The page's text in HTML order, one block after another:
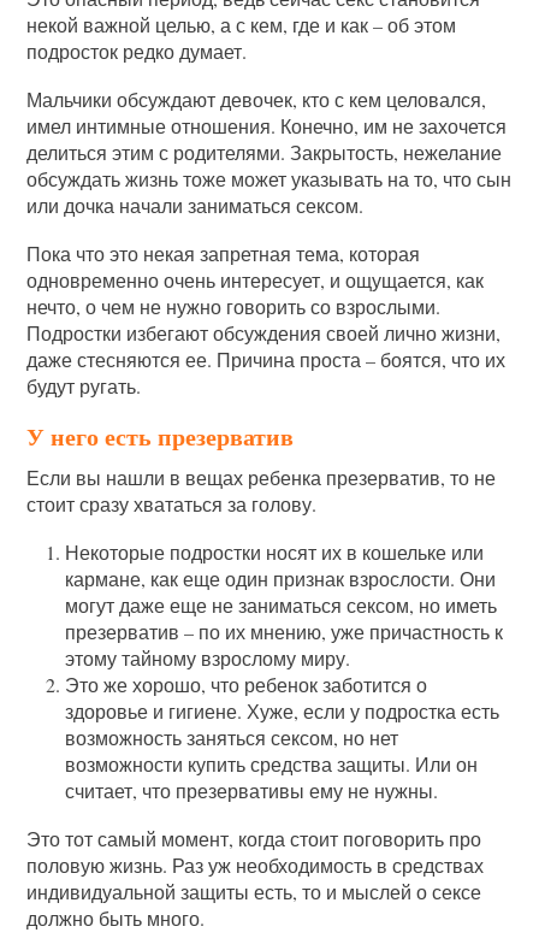
некой важной целью, а с кем, где и как – об этом
подросток редко думает.
Мальчики обсуждают девочек, кто с кем целовался,
имел интимные отношения. Конечно, им не захочется
делиться этим с родителями. Закрытость, нежелание
обсуждать жизнь тоже может указывать на то, что сын
или дочка начали заниматься сексом.
Пока что это некая запретная тема, которая
одновременно очень интересует, и ощущается, как
нечто, о чем не нужно говорить со взрослыми.
Подростки избегают обсуждения своей лично жизни,
даже стесняются ее. Причина проста – боятся, что их
будут ругать.
У него есть презерватив
Если вы нашли в вещах ребенка презерватив, то не
стоит сразу хвататься за голову.
Некоторые подростки носят их в кошельке или
кармане, как еще один признак взрослости. Они
могут даже еще не заниматься сексом, но иметь
презерватив – по их мнению, уже причастность к
этому тайному взрослому миру.
Это же хорошо, что ребенок заботится о
здоровье и гигиене. Хуже, если у подростка есть
возможность заняться сексом, но нет
возможности купить средства защиты. Или он
считает, что презервативы ему не нужны.
Это тот самый момент, когда стоит поговорить про
половую жизнь. Раз уж необходимость в средствах
индивидуальной защиты есть, то и мыслей о сексе
должно быть много.